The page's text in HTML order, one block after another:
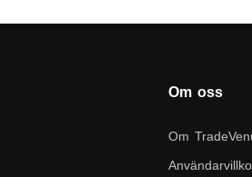
Om oss
Om